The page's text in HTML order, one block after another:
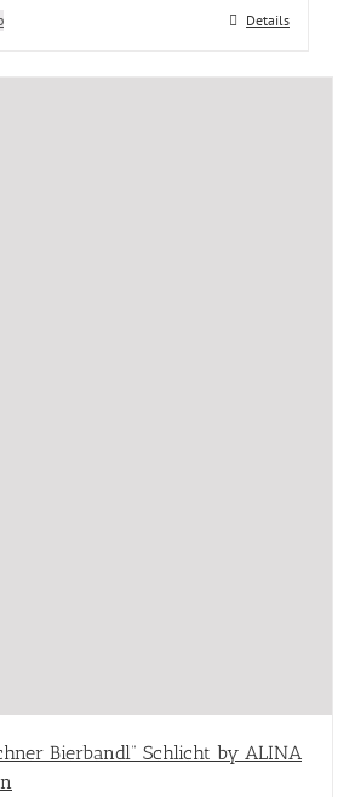
Details
Bierbandl” Schlicht by ALINA